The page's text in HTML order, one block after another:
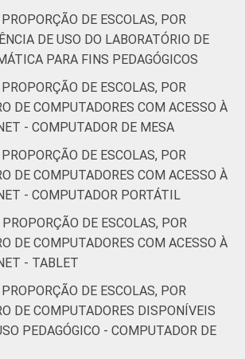
DE ESCOLAS, POR
DE USO DO LABORATÓRIO DE
PARA FINS PEDAGÓGICOS
DE ESCOLAS, POR
DE COMPUTADORES COM ACESSO À
- COMPUTADOR DE MESA
DE ESCOLAS, POR
DE COMPUTADORES COM ACESSO À
- COMPUTADOR PORTÁTIL
DE ESCOLAS, POR
DE COMPUTADORES COM ACESSO À
- TABLET
DE ESCOLAS, POR
DE COMPUTADORES DISPONÍVEIS
PEDAGÓGICO - COMPUTADOR DE